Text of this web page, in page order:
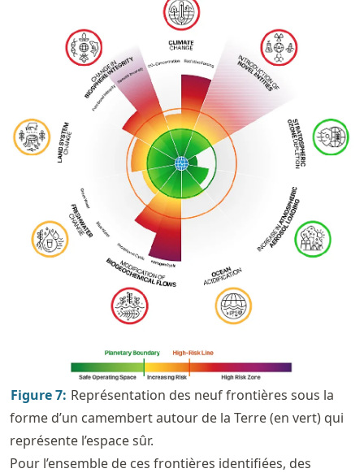
Figure7: Représentation des neuf frontières sous la
forme d’un camembert autour de la Terre (en vert) qui
représente l’espace sûr.
Pour l’ensemble de ces frontières identifiées, des